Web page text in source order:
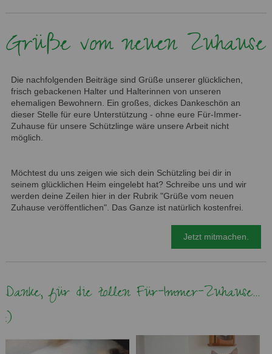
Grüße vom neuen Zuhause
Die nachfolgenden Beiträge sind Grüße unserer glücklichen,
frisch gebackenen Halter und Halterinnen von unseren
ehemaligen Bewohnern. Ein großes, dickes Dankeschön an
dieser Stelle für eure Unterstützung - ohne eure Für-Immer-
Zuhause für unsere Schützlinge wäre unsere Arbeit nicht
möglich.
Möchtest du uns zeigen wie sich dein Schützling bei dir in
seinem glücklichen Heim eingelebt hat? Schreibe uns und wir
werden deine Zeilen hier in der Rubrik "Grüße vom neuen
Zuhause veröffentlichen". Das Ganze ist natürlich kostenfrei.
Jetzt mitmachen.
Danke, für die tollen Für-Immer-Zuhause...
:)